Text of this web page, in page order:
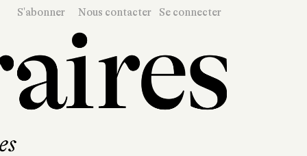
S'abonner Nous contacter Se connecter